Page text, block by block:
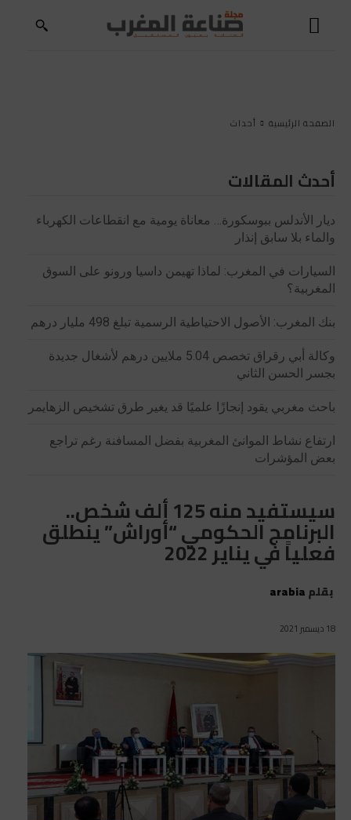
الصفحة الرئيسية أحداث
أحدث المقالات
ديار الأندلس ببوسكورة… معاناة يومية مع انقطاعات الكهرباء
والماء بلا سابق إنذار
السيارات في المغرب: لماذا تهيمن داسيا ورونو على السوق
المغربية؟
بنك المغرب: الأصول الاحتياطية الرسمية تبلغ 498 مليار درهم
وكالة أبي رقراق تخصص 5.04 ملايين درهم لأشغال جديدة
بجسر الحسن الثاني
باحث مغربي يقود إنجازًا علميًا قد يغير طرق تشخيص الزهايمر
ارتفاع نشاط الموانئ المغربية بفضل المسافنة رغم تراجع
بعض المؤشرات
سيستفيد منه 125 ألف شخص..
البرنامج الحكومي “أوراش” ينطلق
فعلياً في يناير 2022
بقلمarabia
18 ديسمبر 2021